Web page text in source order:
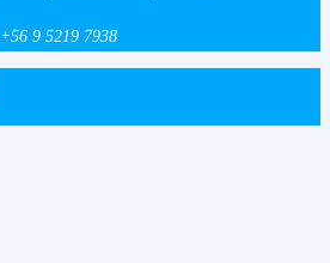
+56 9 5219 7938